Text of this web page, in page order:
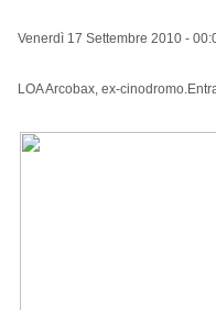
Venerdì 17 Settembre 2010 -
LOA Arcobax, ex-